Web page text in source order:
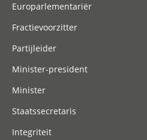
Europarlementariër
Fractievoorzitter
Partijleider
Minister-president
Minister
Staatssecretaris
Integriteit